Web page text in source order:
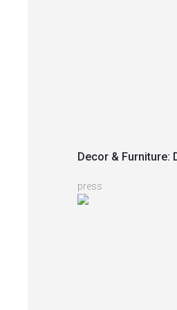
Decor & Furniture:
press